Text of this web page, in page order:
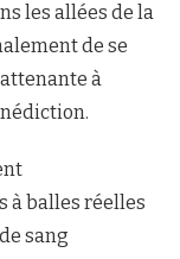
les allées de la
de se
à
à balles réelles
sang